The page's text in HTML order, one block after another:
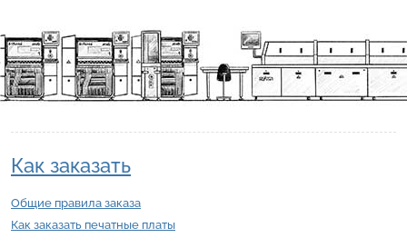
Как заказать
Общие правила заказа
Как заказать печатные платы